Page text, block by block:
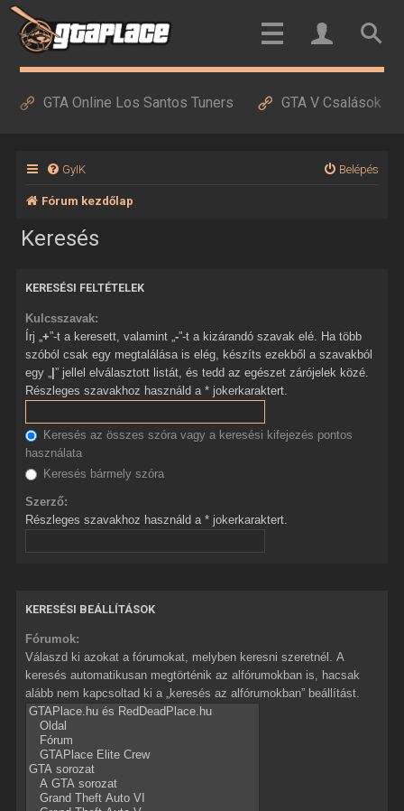
GTA Online Los Santos Tuners GTA V Csalások
GyIK Belépés
Fórum kezdőlap
Keresés
KERESÉSI FELTÉTELEK
Kulcsszavak:
Írj „ +”-t a keresett, valamint „ -”-t a kizárandó szavak elé. Ha több
szóból csak egy megtalálása is elég, készíts ezekből a szavakból
egy „ |” jellel elválasztott listát, és tedd az egészet zárójelek közé.
Részleges szavakhoz használd a * jokerkaraktert.
Keresés az összes szóra vagy a keresési kifejezés pontos
használata
Keresés bármely szóra
Szerző:
Részleges szavakhoz használd a * jokerkaraktert.
KERESÉSI BEÁLLÍTÁSOK
Fórumok:
Válaszd ki azokat a fórumokat, melyben keresni szeretnél. A
keresés automatikusan megtörténik az alfórumokban is, hacsak
alább nem kapcsoltad ki a „keresés az alfórumokban” beállítást.